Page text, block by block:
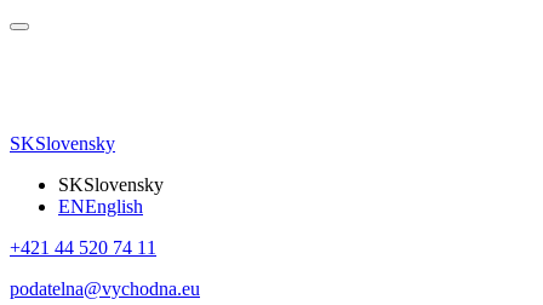
SKSlovensky
SKSlovensky
ENEnglish
+421 44 520 74 11
podatelna@vychodna.eu